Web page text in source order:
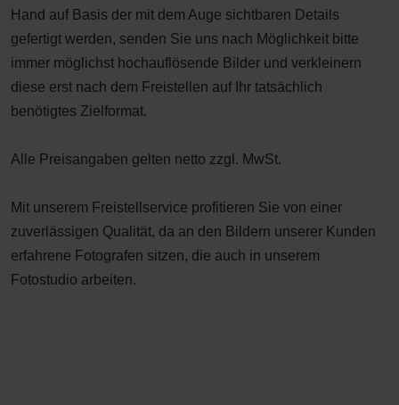
Hand auf Basis der mit dem Auge sichtbaren Details
gefertigt werden, senden Sie uns nach Möglichkeit bitte
immer möglichst hochauflösende Bilder und verkleinern
diese erst nach dem Freistellen auf Ihr tatsächlich
benötigtes Zielformat.
Alle Preisangaben gelten netto zzgl. MwSt.
Mit unserem Freistellservice profitieren Sie von einer
zuverlässigen Qualität, da an den Bildern unserer Kunden
erfahrene Fotografen sitzen, die auch in unserem
Fotostudio arbeiten.